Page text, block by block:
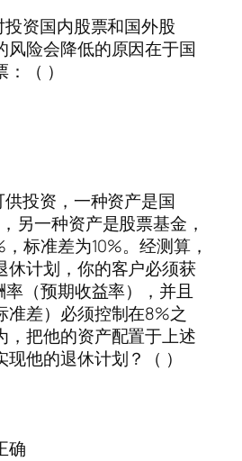
资国内股票和国外股
风险会降低的原因在于国
（ ）
投资，一种资产是国
另一种资产是股票基金，
标准差为10%。经测算，
休计划，你的客户必须获
（预期收益率），并且
准差）必须控制在8%之
，把他的资产配置于上述
他的退休计划？（ ）
确